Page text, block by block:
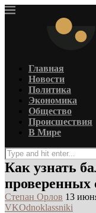
Главная
Новости
Политика
Экономика
Общество
Происшествия
В Мире
Как узнать
проверенных
Степан Орлов 13
VKOdnoklassniki